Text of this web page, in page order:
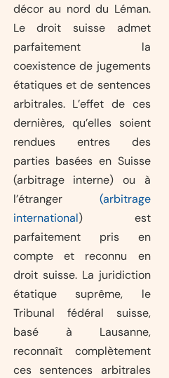
décor au nord du Léman.
Le droit suisse admet
parfaitement la
coexistence de jugements
étatiques et de sentences
arbitrales. L’effet de ces
dernières, qu’elles soient
rendues entres des
parties basées en Suisse
(arbitrage interne) ou à
l’étranger (arbitrage
international) est
parfaitement pris en
compte et reconnu en
droit suisse. La juridiction
étatique suprême, le
Tribunal fédéral suisse,
basé à Lausanne,
reconnaît complètement
ces sentences arbitrales